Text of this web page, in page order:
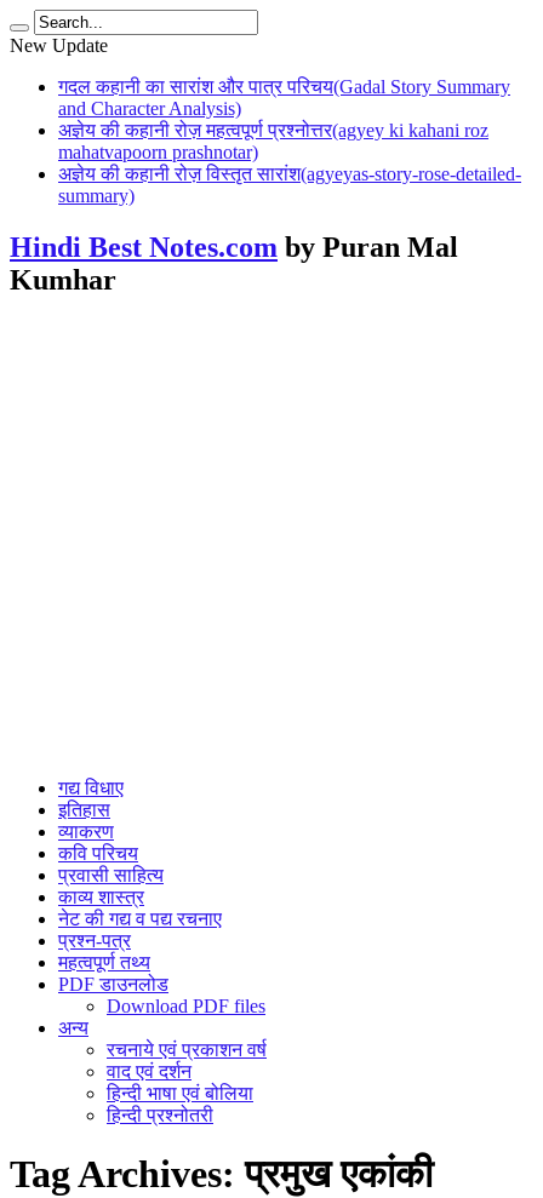
New Update
गदल कहानी का सारांश और पात्र परिचय(Gadal Story Summary
and Character Analysis)
अज्ञेय की कहानी रोज़ महत्वपूर्ण प्रश्नोत्तर(agyey ki kahani roz
mahatvapoorn prashnotar)
अज्ञेय की कहानी रोज़ विस्तृत सारांश(agyeyas-story-rose-detailed-
summary)
Hindi Best Notes.com by Puran Mal
Kumhar
गद्य विधाए
इतिहास
व्याकरण
कवि परिचय
प्रवासी साहित्य
काव्य शास्त्र
नेट की गद्य व पद्य रचनाए
प्रश्न-पत्र
महत्वपूर्ण तथ्य
PDF डाउनलोड
Download PDF files
अन्य
रचनाये एवं प्रकाशन वर्ष
वाद एवं दर्शन
हिन्दी भाषा एवं बोलिया
हिन्दी प्रश्नोतरी
Tag Archives:प्रमुख एकांकी